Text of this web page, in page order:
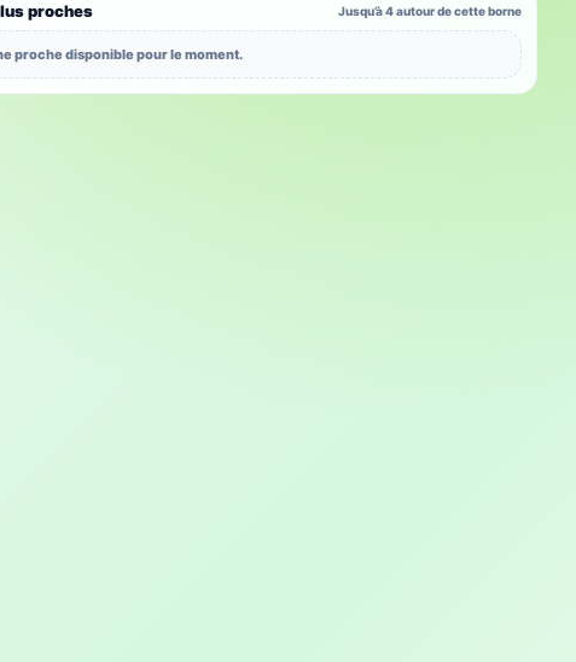
proches Jusqu’à 4 autour de cette borne
proche disponible pour le moment.